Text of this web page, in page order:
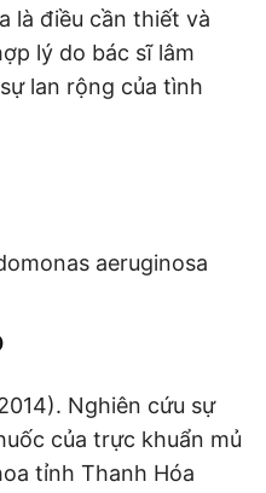
là điều cần thiết và
lý do bác sĩ lâm
lan rộng của tình
aeruginosa
Nghiên cứu sự
của trực khuẩn mủ
tỉnh Thanh Hóa